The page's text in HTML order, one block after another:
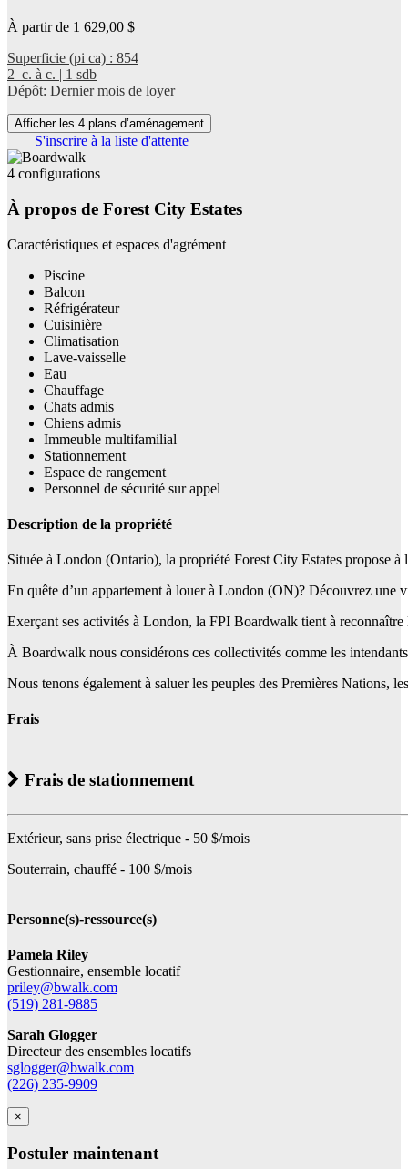
À partir de 1 629,00 $
Superficie (pi ca) : 854
2 c. à c. | 1 sdb
Dépôt: Dernier mois de loyer
Afficher les 4 plans d’aménagement
S'inscrire à la liste d'attente
4 configurations
À propos de Forest City Estates
Caractéristiques et espaces d'agrément
Piscine
Balcon
Réfrigérateur
Cuisinière
Climatisation
Lave-vaisselle
Eau
Chauffage
Chats admis
Chiens admis
Immeuble multifamilial
Stationnement
Espace de rangement
Personnel de sécurité sur appel
Description de la propriété
Située à London (Ontario), la propriété Forest City Estates propose
En quête d’un appartement à louer à London (ON)? Découvrez une
Exerçant ses activités à London, la FPI Boardwalk tient à
À Boardwalk nous considérons ces collectivités comme les
Nous tenons également à saluer les peuples des Premières Nations,
Frais
Frais de stationnement
Extérieur, sans prise électrique - 50 $/mois
Souterrain, chauffé - 100 $/mois
Personne(s)-ressource(s)
Pamela Riley
Gestionnaire, ensemble locatif
priley@bwalk.com
(519) 281-9885
Sarah Glogger
Directeur des ensembles locatifs
sglogger@bwalk.com
(226) 235-9909
×
Postuler maintenant